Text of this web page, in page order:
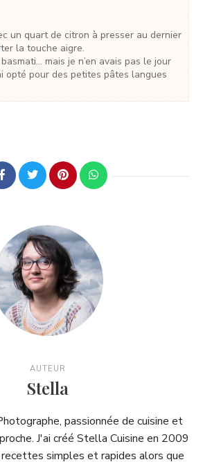
la touche aigre.
opté pour des petites pâtes langues
AUTEUR
Stella
passionnée de cuisine et
J'ai créé Stella Cuisine en 2009
simples et rapides alors que